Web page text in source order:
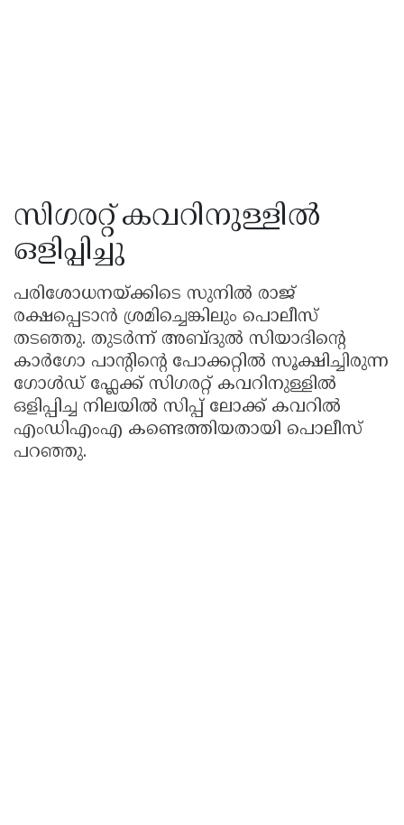
സിഗരറ്റ് കവറിനുള്ളിൽ
ഒളിപ്പിച്ചു
പരിശോധനയ്ക്കിടെ സുനിൽ രാജ്
രക്ഷപ്പെടാൻ ശ്രമിച്ചെങ്കിലും പൊലീസ്
തടഞ്ഞു. തുടർന്ന് അബ്ദുൽ സിയാദിൻ്റെ
കാർഗോ പാൻ്റിൻ്റെ പോക്കറ്റിൽ സൂക്ഷിച്ചിരുന്ന
ഗോൾഡ് ഫ്ലേക്ക് സിഗരറ്റ് കവറിനുള്ളിൽ
ഒളിപ്പിച്ച നിലയിൽ സിപ്പ് ലോക്ക് കവറിൽ
എംഡിഎംഎ കണ്ടെത്തിയതായി പൊലീസ്
പറഞ്ഞു.